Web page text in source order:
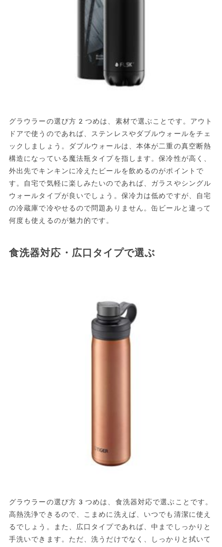
グラウラーの選び方2つめは、素材で選ぶことです。アウト
ドアで使うのであれば、ステンレスやダブルウォールをチェ
ックしましょう。ダブルウォールは、本体が二重の真空断熱
構造になっている魔法瓶タイプを指します。保冷性が高く、
外出先でキンキンに冷えたビールを飲めるのがポイントで
す。自宅で気軽に楽しみたいのであれば、ガラスやシングル
ウォールタイプが良いでしょう。保冷力は低めですが、自宅
の冷蔵庫で冷やせるので問題ありません。缶ビールと違って
何度も使えるのが魅力的です。
食洗器対応・広口タイプで選ぶ
グラウラーの選び方3つめは、食洗器対応で選ぶことです。
高熱洗浄できるので、こまめに洗えば、いつでも清潔に使え
るでしょう。また、広口タイプであれば、中までしっかりと
手洗いできます。ただ、洗うだけでなく、しっかりと拭いて